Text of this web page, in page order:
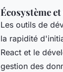
Écosystème
Les outils de
la rapidité
React et le
gestion des